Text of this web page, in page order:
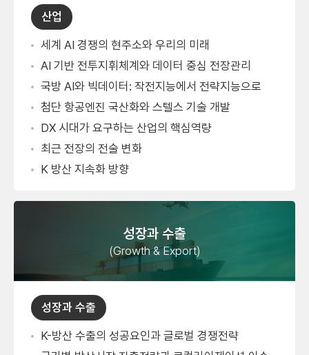
산업
세계 AI 경쟁의 현주소와 우리의 미래
AI 기반 전투지휘체계와 데이터 중심 전장관리
국방 AI와 빅데이터: 작전지능에서 전략지능으로
첨단 항공엔진 국산화와 스텔스 기술 개발
DX 시대가 요구하는 산업의 핵심역량
최근 전장의 전술 변화
K 방산 지속화 방향
성장과 수출
(Growth & Export)
성장과 수출
K-방산 수출의 성공요인과 글로벌 경쟁전략